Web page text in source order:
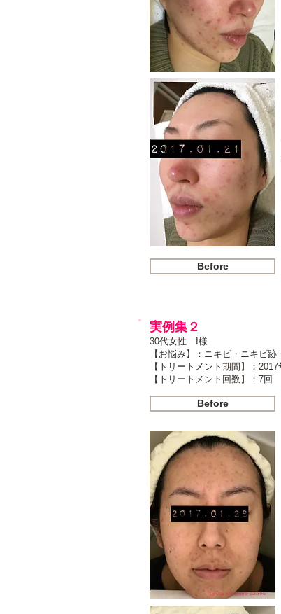
Before
Before
実例集２
​30代女性 I様
【お悩み】：ニキビ・ニキビ跡
【トリートメント期間】：
​【トリートメント回数】：7回